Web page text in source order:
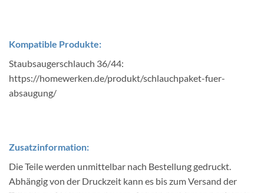
Kompatible Produkte:
Staubsaugerschlauch 36/44:
https://homewerken.de/produkt/schlauchpaket-fuer-
absaugung/
Zusatzinformation:
Die Teile werden unmittelbar nach Bestellung gedruckt.
Abhängig von der Druckzeit kann es bis zum Versand der